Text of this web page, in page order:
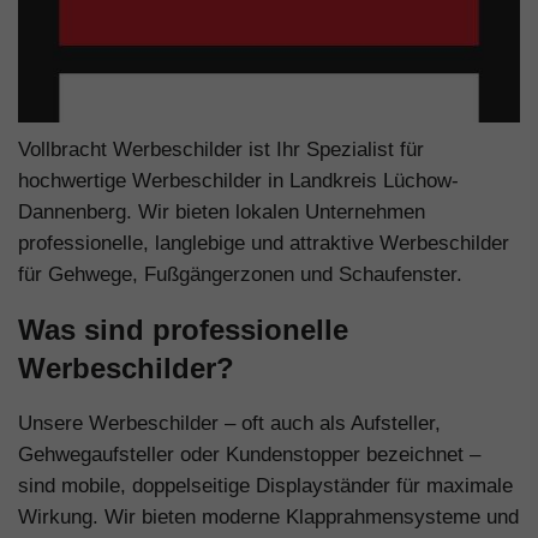
Vollbracht Werbeschilder ist Ihr Spezialist für
hochwertige Werbeschilder in Landkreis Lüchow-
Dannenberg. Wir bieten lokalen Unternehmen
professionelle, langlebige und attraktive Werbeschilder
für Gehwege, Fußgängerzonen und Schaufenster.
Was sind professionelle
Werbeschilder?
Unsere Werbeschilder – oft auch als Aufsteller,
Gehwegaufsteller oder Kundenstopper bezeichnet –
sind mobile, doppelseitige Displayständer für maximale
Wirkung. Wir bieten moderne Klapprahmensysteme und